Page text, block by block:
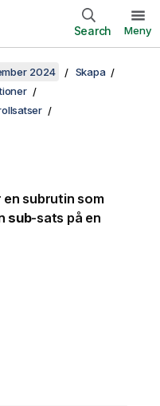
Search Meny
2024
Skapa
subrutin som
sub-sats på en